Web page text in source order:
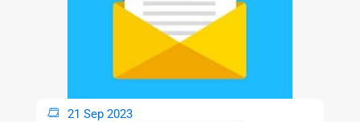
21 Sep 2023